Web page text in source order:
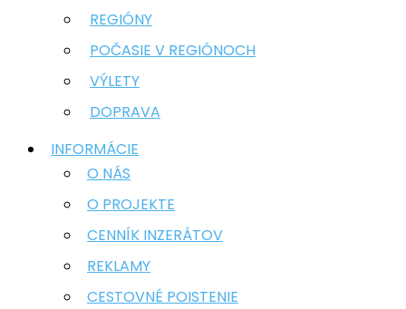
REGIÓNY
POČASIE V REGIÓNOCH
VÝLETY
DOPRAVA
INFORMÁCIE
O NÁS
O PROJEKTE
CENNÍK INZERÁTOV
REKLAMY
CESTOVNÉ POISTENIE